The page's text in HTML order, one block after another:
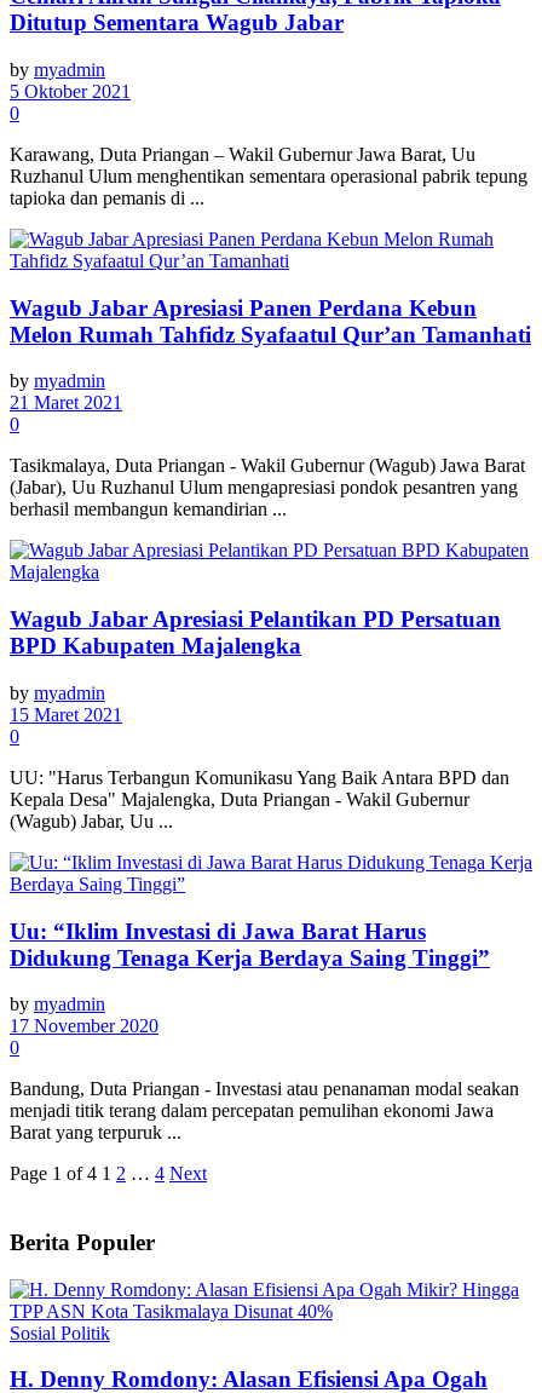
Ditutup Sementara Wagub Jabar
by myadmin
5 Oktober 2021
0
Karawang, Duta Priangan – Wakil Gubernur Jawa Barat, Uu
Ruzhanul Ulum menghentikan sementara operasional pabrik tepung
tapioka dan pemanis di ...
Wagub Jabar Apresiasi Panen Perdana Kebun
Melon Rumah Tahfidz Syafaatul Qur’an Tamanhati
by myadmin
21 Maret 2021
0
Tasikmalaya, Duta Priangan - Wakil Gubernur (Wagub) Jawa Barat
(Jabar), Uu Ruzhanul Ulum mengapresiasi pondok pesantren yang
berhasil membangun kemandirian ...
Wagub Jabar Apresiasi Pelantikan PD Persatuan
BPD Kabupaten Majalengka
by myadmin
15 Maret 2021
0
UU: "Harus Terbangun Komunikasu Yang Baik Antara BPD dan
Kepala Desa" Majalengka, Duta Priangan - Wakil Gubernur
(Wagub) Jabar, Uu ...
Uu: “Iklim Investasi di Jawa Barat Harus
Didukung Tenaga Kerja Berdaya Saing Tinggi”
by myadmin
17 November 2020
0
Bandung, Duta Priangan - Investasi atau penanaman modal seakan
menjadi titik terang dalam percepatan pemulihan ekonomi Jawa
Barat yang terpuruk ...
Page 1 of 4 1 2 … 4 Next
Berita Populer
Sosial Politik
H. Denny Romdony: Alasan Efisiensi Apa Ogah